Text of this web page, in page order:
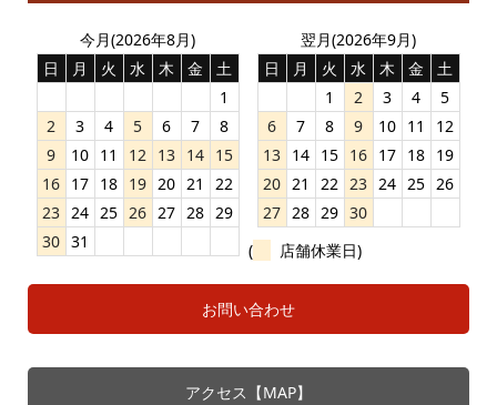
今月(2026年8月)
日
月 火 水 木 金
土
1
2
3 4 5 6 7
8
9
10 11 12 13 14 15
16 17 18 19 20 21
22
23 24 25 26 27 28 29
30 31
翌月(2026年9月)
日
月 火 水 木 金
土
1
2 3 4
5
6
7 8 9 10 11
12
13 14 15 16 17 18 19
20 21 22 23 24 25 26
27 28 29 30
(
店舗休業日)
お問い合わせ
アクセス【MAP】